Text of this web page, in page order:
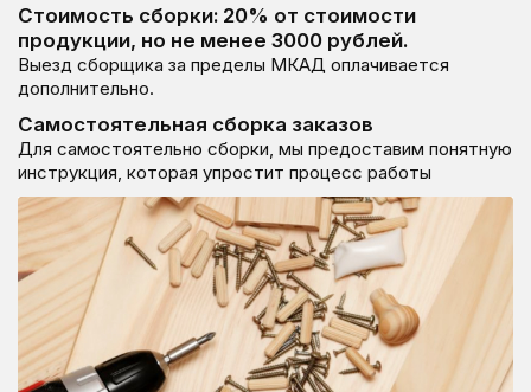
Cтоимость сборки: 20% от стоимости
продукции, но не менее 3000 рублей.
Выезд сборщика за пределы МКАД оплачивается
дополнительно.
Самостоятельная сборка заказов
Для самостоятельно сборки, мы предоставим понятную
инструкция, которая упростит процесс работы